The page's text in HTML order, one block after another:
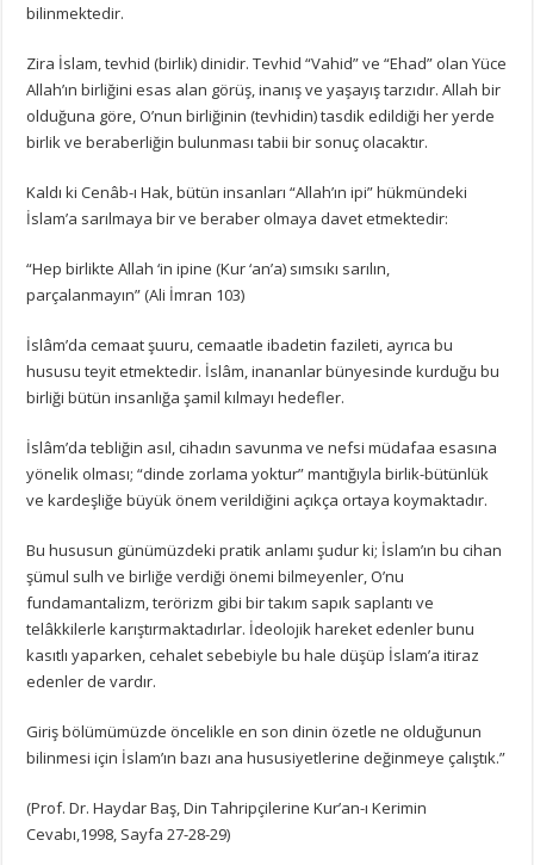
bilinmektedir.
Zira İslam, tevhid (birlik) dinidir. Tevhid “Vahid” ve “Ehad” olan Yüce
Allah’ın birliğini esas alan görüş, inanış ve yaşayış tarzıdır. Allah bir
olduğuna göre, O’nun birliğinin (tevhidin) tasdik edildiği her yerde
birlik ve beraberliğin bulunması tabii bir sonuç olacaktır.
Kaldı ki Cenâb-ı Hak, bütün insanları “Allah’ın ipi” hükmündeki
İslam’a sarılmaya bir ve beraber olmaya davet etmektedir:
“Hep birlikte Allah ‘in ipine (Kur ‘an’a) sımsıkı sarılın,
parçalanmayın” (Ali İmran 103)
İslâm’da cemaat şuuru, cemaatle ibadetin fazileti, ayrıca bu
hususu teyit etmektedir. İslâm, inananlar bünyesinde kurduğu bu
birliği bütün insanlığa şamil kılmayı hedefler.
İslâm’da tebliğin asıl, cihadın savunma ve nefsi müdafaa esasına
yönelik olması; “dinde zorlama yoktur” mantığıyla birlik-bütünlük
ve kardeşliğe büyük önem verildiğini açıkça ortaya koymaktadır.
Bu hususun günümüzdeki pratik anlamı şudur ki; İslam’ın bu cihan
şümul sulh ve birliğe verdiği önemi bilmeyenler, O’nu
fundamantalizm, terörizm gibi bir takım sapık saplantı ve
telâkkilerle karıştırmaktadırlar. İdeolojik hareket edenler bunu
kasıtlı yaparken, cehalet sebebiyle bu hale düşüp İslam’a itiraz
edenler de vardır.
Giriş bölümümüzde öncelikle en son dinin özetle ne olduğunun
bilinmesi için İslam’ın bazı ana hususiyetlerine değinmeye çalıştık.”
(Prof. Dr. Haydar Baş, Din Tahripçilerine Kur’an-ı Kerimin
Cevabı,1998, Sayfa 27-28-29)